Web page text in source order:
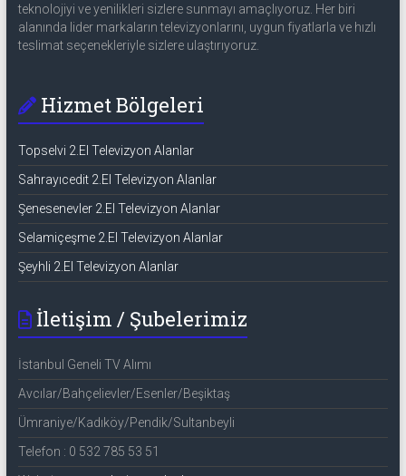
teknolojiyi ve yenilikleri sizlere sunmayı amaçlıyoruz. Her biri
alanında lider markaların televizyonlarını, uygun fiyatlarla ve hızlı
teslimat seçenekleriyle sizlere ulaştırıyoruz.
Hizmet Bölgeleri
Topselvi 2.El Televizyon Alanlar
Sahrayıcedit 2.El Televizyon Alanlar
Şenesenevler 2.El Televizyon Alanlar
Selamiçeşme 2.El Televizyon Alanlar
Şeyhli 2.El Televizyon Alanlar
İletişim / Şubelerimiz
İstanbul Geneli TV Alımı
Avcılar/Bahçelievler/Esenler/Beşiktaş
Ümraniye/Kadıköy/Pendik/Sultanbeyli
Telefon : 0 532 785 53 51